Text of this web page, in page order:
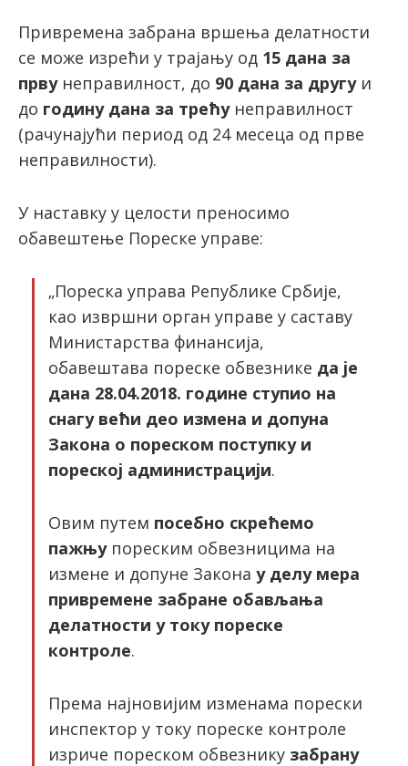
Привремена забрана вршења делатности
се може изрећи у трајању од 15 дана за
првунеправилност, до 90 дана за другуи
до годину дана за трећунеправилност
(рачунајући период од 24 месеца од прве
неправилности).
У наставку у целости преносимо
обавештење Пореске управе:
„Пореска управа Републике Србије,
као извршни орган управе у саставу
Министарства финансија,
обавештава пореске обвезнике да је
дана 28.04.2018. године ступио на
снагу већи део измена и допуна
Закона о пореском поступку и
пореској администрацији.
Овим путем посебно скрећемо
пажњупореским обвезницима на
измене и допуне Закона у делу мера
привремене забране обављања
делатности у току пореске
контроле.
Према најновијим изменама порески
инспектор у току пореске контроле
изриче пореском обвезнику забрану